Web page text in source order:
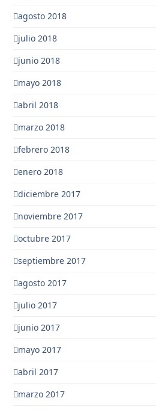
agosto 2018
julio 2018
junio 2018
mayo 2018
abril 2018
marzo 2018
febrero 2018
enero 2018
diciembre 2017
noviembre 2017
octubre 2017
septiembre 2017
agosto 2017
julio 2017
junio 2017
mayo 2017
abril 2017
marzo 2017